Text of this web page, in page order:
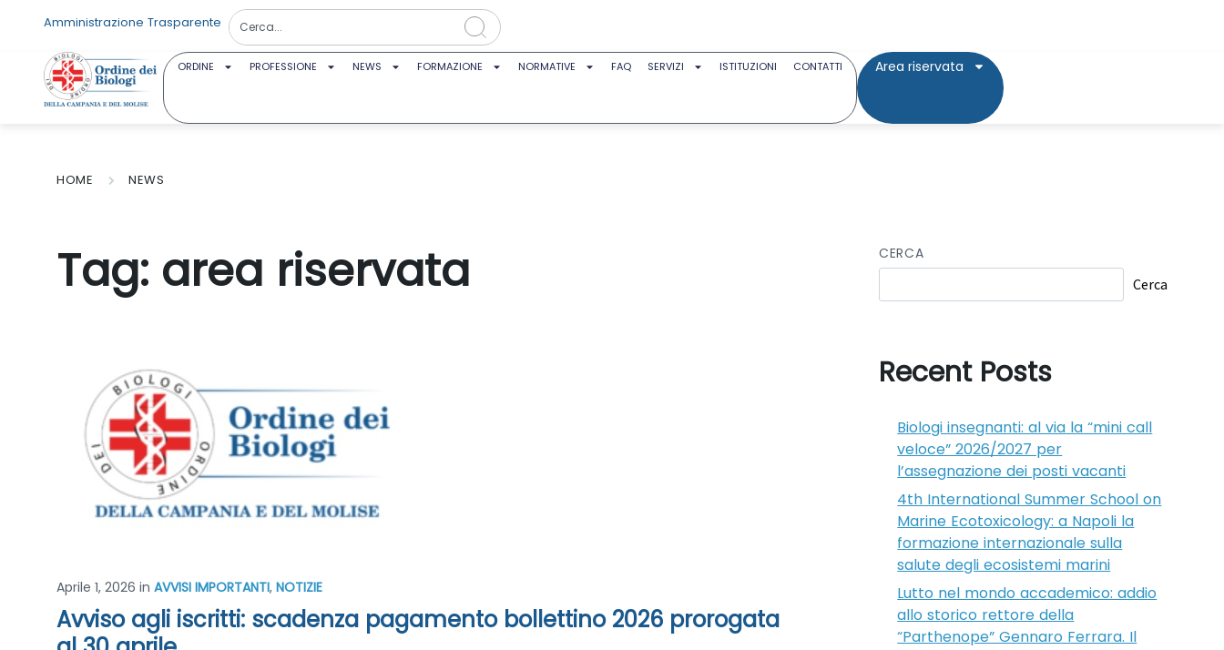
Amministrazione Trasparente
ORDINE PROFESSIONE NEWS FORMAZIONE NORMATIVE FAQ SERVIZI ISTITUZIONI CONTATTI Area riservata
HOME NEWS
Tag: area riservata
Aprile 1, 2026 in AVVISI IMPORTANTI, NOTIZIE
Avviso agli iscritti: scadenza pagamento bollettino 2026 prorogata
CERCA
Cerca
Recent Posts
Biologi insegnanti: al via la “mini call
veloce” 2026/2027 per
l’assegnazione dei posti vacanti
4th International Summer School on
Marine Ecotoxicology: a Napoli la
formazione internazionale sulla
salute degli ecosistemi marini
Lutto nel mondo accademico: addio
allo storico rettore della
“Parthenope” Gennaro Ferrara. Il